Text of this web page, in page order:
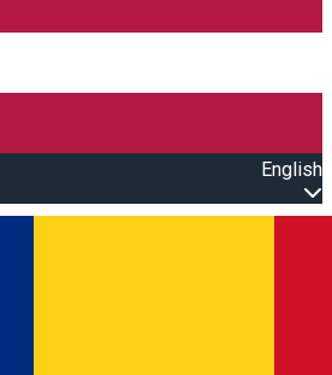
English